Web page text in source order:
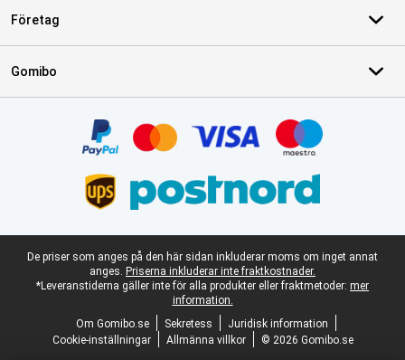
Företag
Gomibo
Juridisk fotnot
De priser som anges på den här sidan inkluderar moms om inget annat
anges. Priserna inkluderar inte fraktkostnader.
*Leveranstiderna gäller inte för alla produkter eller fraktmetoder: mer
information.
Om Gomibo.se
Sekretess
Juridisk information
Cookie-inställningar
Allmänna villkor © 2026 Gomibo.se